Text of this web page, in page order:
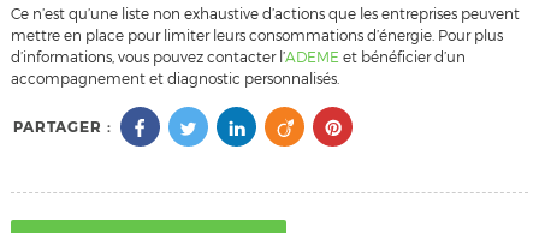
Ce n’est qu’une liste non exhaustive d’actions que les entreprises peuvent
mettre en place pour limiter leurs consommations d’énergie. Pour plus
d’informations, vous pouvez contacter l’ADEME et bénéficier d’un
accompagnement et diagnostic personnalisés.
PARTAGER :